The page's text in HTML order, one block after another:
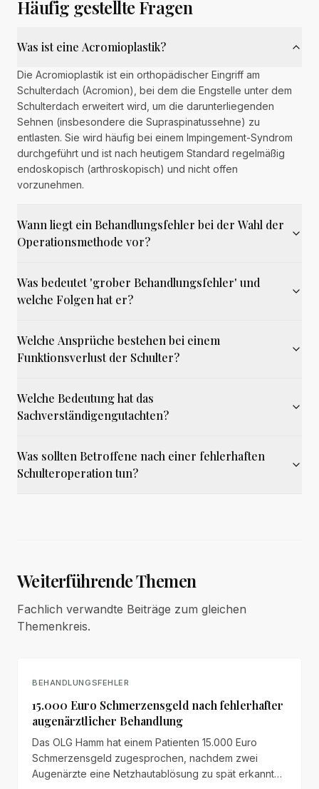
Häufig gestellte Fragen
Was ist eine Acromioplastik?
Die Acromioplastik ist ein orthopädischer Eingriff am
Schulterdach (Acromion), bei dem die Engstelle unter dem
Schulterdach erweitert wird, um die darunterliegenden
Sehnen (insbesondere die Supraspinatussehne) zu
entlasten. Sie wird häufig bei einem Impingement-Syndrom
durchgeführt und ist nach heutigem Standard regelmäßig
endoskopisch (arthroskopisch) und nicht offen
vorzunehmen.
Wann liegt ein Behandlungsfehler bei der Wahl der
Operationsmethode vor?
Was bedeutet 'grober Behandlungsfehler' und
welche Folgen hat er?
Welche Ansprüche bestehen bei einem
Funktionsverlust der Schulter?
Welche Bedeutung hat das
Sachverständigengutachten?
Was sollten Betroffene nach einer fehlerhaften
Schulteroperation tun?
Weiterführende Themen
Fachlich verwandte Beiträge zum gleichen
Themenkreis.
BEHANDLUNGSFEHLER
15.000 Euro Schmerzensgeld nach fehlerhafter
augenärztlicher Behandlung
Das OLG Hamm hat einem Patienten 15.000 Euro
Schmerzensgeld zugesprochen, nachdem zwei
Augenärzte eine Netzhautablösung zu spät erkannt